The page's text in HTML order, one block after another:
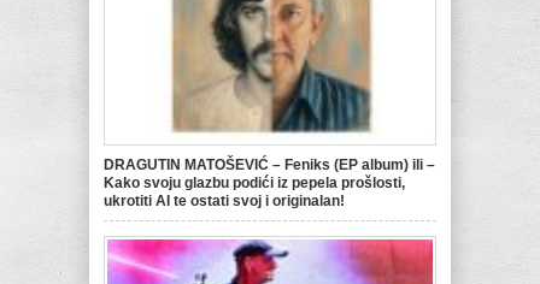
DRAGUTIN MATOŠEVIĆ – Feniks (EP album) ili –
Kako svoju glazbu podići iz pepela prošlosti,
ukrotiti AI te ostati svoj i originalan!